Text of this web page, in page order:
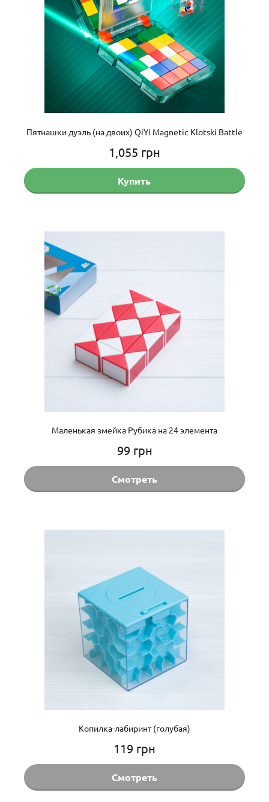
Пятнашки дуэль (на двоих) QiYi Magnetic Klotski Battle
1,055 грн
Купить
Маленькая змейка Рубика на 24 элемента
99 грн
Смотреть
Копилка-лабиринт (голубая)
119 грн
Смотреть